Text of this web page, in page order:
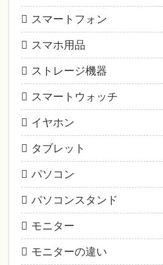
スマートフォン
スマホ用品
ストレージ機器
スマートウォッチ
イヤホン
タブレット
パソコン
パソコンスタンド
モニター
モニターの違い